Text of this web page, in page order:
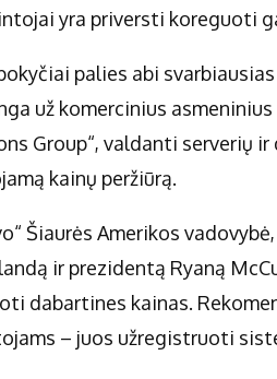
yra priversti koreguoti
palies abi
už komercinius
Group“, valdanti serverių
kainų peržiūrą.
Šiaurės Amerikos
ir prezidentą Ryaną
dabartines kainas.
– juos užregistruoti